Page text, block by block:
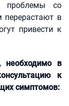
проблемы со
перерастают в
привести к
необходимо в
к
симптомов: